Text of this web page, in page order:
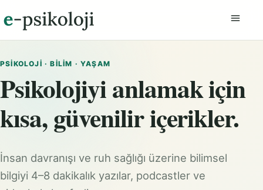
PSIKOLOJI · BILIM · YAŞAM
Psikolojiyi anlamak için
kısa, güvenilir içerikler.
İnsan davranışı ve ruh sağlığı üzerine bilimsel
bilgiyi 4–8 dakikalık yazılar, podcastler ve